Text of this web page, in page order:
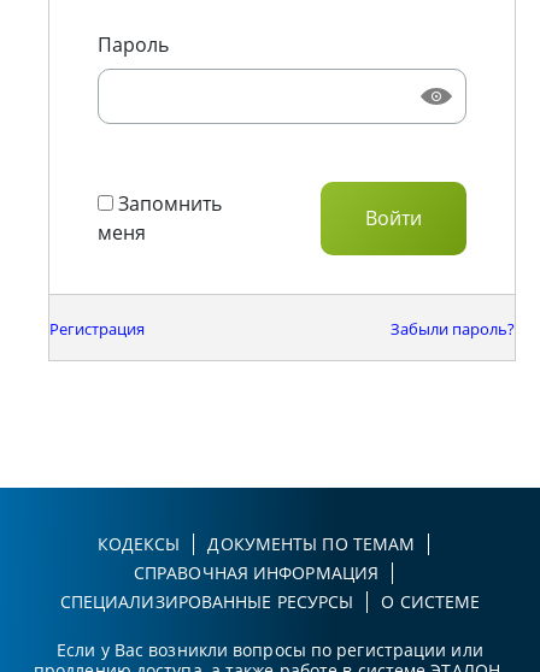
Пароль
Запомнить
меня
Регистрация Забыли пароль?
КОДЕКСЫ
ДОКУМЕНТЫ ПО ТЕМАМ
СПРАВОЧНАЯ ИНФОРМАЦИЯ
СПЕЦИАЛИЗИРОВАННЫЕ РЕСУРСЫ
О СИСТЕМЕ
Если у Вас возникли вопросы по регистрации или